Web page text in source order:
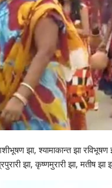
झा, श्यामाकान्त झा
झा, कृष्णमुरारी झा, मतीष